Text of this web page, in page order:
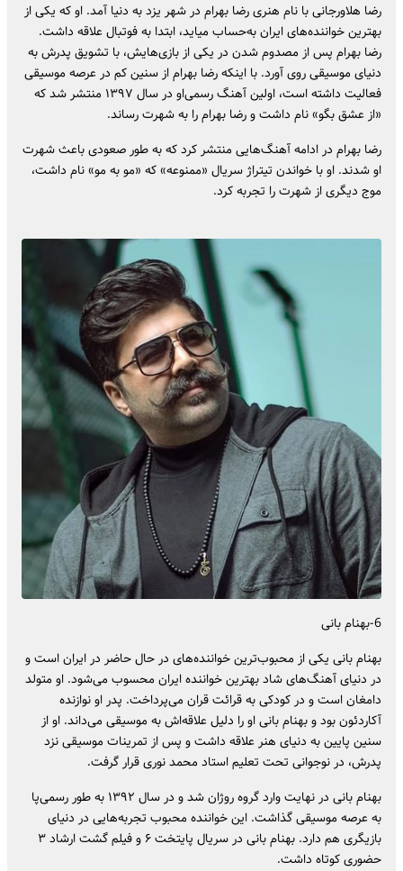
رضا هلاورجانی با نام هنری رضا بهرام در شهر یزد به دنیا آمد. او که یکی از
بهترین خواننده‌های ایران به‌حساب میاید، ابتدا به فوتبال علاقه داشت.
رضا بهرام پس از مصدوم شدن در یکی از بازی‌هایش، با تشویق پدرش به
دنیای موسیقی روی آورد. با اینکه رضا بهرام از سنین کم در عرصه موسیقی
فعالیت داشته است، اولین آهنگ رسمی‌او در سال ۱۳۹۷ منتشر شد که
«از عشق بگو» نام داشت و رضا بهرام را به شهرت رساند.
رضا بهرام در ادامه آهنگ‌هایی منتشر کرد که به طور صعودی باعث شهرت
او شدند. او با خواندن تیتراژ سریال «ممنوعه» که «مو به مو» نام داشت،
موج دیگری از شهرت را تجربه کرد.
6-بهنام بانی
بهنام بانی یکی از محبوب‌ترین خواننده‌های در حال حاضر در ایران است و
در دنیای آهنگ‌های شاد بهترین خواننده ایران محسوب می‌شود. او متولد
دامغان است و در کودکی به قرائت قران می‌پرداخت. پدر او نوازنده
آکاردئون بود و بهنام بانی او را دلیل علاقه‌اش به موسیقی می‌داند. او از
سنین پایین به دنیای هنر علاقه داشت و پس از تمرینات موسیقی نزد
پدرش، در نوجوانی تحت تعلیم استاد محمد نوری قرار گرفت.
بهنام بانی در نهایت وارد گروه روژان شد و در سال ۱۳۹۲ به طور رسمی‌پا
به عرصه موسیقی گذاشت. این خواننده محبوب تجربه‌هایی در دنیای
بازیگری هم دارد. بهنام بانی در سریال پایتخت ۶ و فیلم گشت ارشاد ۳
حضوری کوتاه داشت.